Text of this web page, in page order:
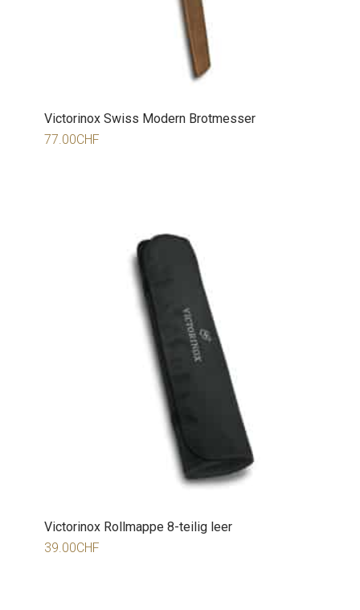
Victorinox Swiss Modern Brotmesser
77.00CHF
Victorinox Rollmappe 8-teilig leer
39.00CHF